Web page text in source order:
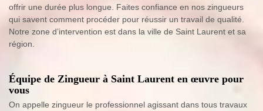
offrir une durée plus longue. Faites confiance en nos zingueurs
qui savent comment procéder pour réussir un travail de qualité.
Notre zone d’intervention est dans la ville de Saint Laurent et sa
région.
Équipe de Zingueur à Saint Laurent en œuvre pour
vous
On appelle zingueur le professionnel agissant dans tous travaux